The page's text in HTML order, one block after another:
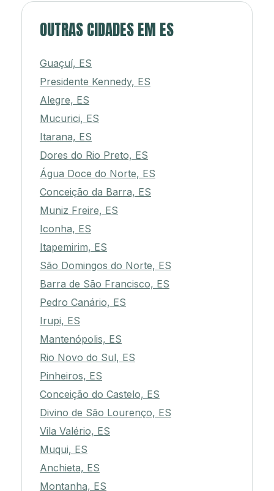
OUTRAS CIDADES EM ES
Guaçuí, ES
Presidente Kennedy, ES
Alegre, ES
Mucurici, ES
Itarana, ES
Dores do Rio Preto, ES
Água Doce do Norte, ES
Conceição da Barra, ES
Muniz Freire, ES
Iconha, ES
Itapemirim, ES
São Domingos do Norte, ES
Barra de São Francisco, ES
Pedro Canário, ES
Irupi, ES
Mantenópolis, ES
Rio Novo do Sul, ES
Pinheiros, ES
Conceição do Castelo, ES
Divino de São Lourenço, ES
Vila Valério, ES
Muqui, ES
Anchieta, ES
Montanha, ES